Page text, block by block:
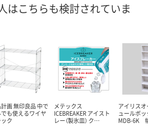
H908853 4392769
8月12日（水） 8月12日（水）
へ
数量
カゴへ カ
はこちらも検討されていま
計画 無印良品 中で
も使えるワイヤ
ク
メテックス
ICEBREAKER アイスト
レー（製氷皿） ク…
アイリス
ュールボ
MDB-6K